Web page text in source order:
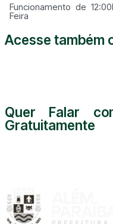
Funcionamento de
Feira
Acesse também
Quer Falar
Gratuitamente